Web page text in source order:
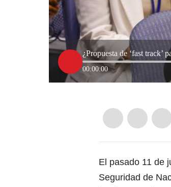
¿Propuesta de ‘fast track’
00:00:00
El pasado 11 de
Seguridad de